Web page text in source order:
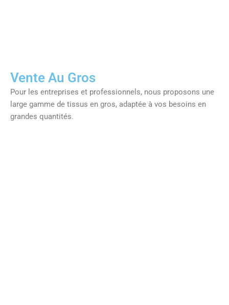
Vente Au Gros
Pour les entreprises et professionnels, nous proposons une
large gamme de tissus en gros, adaptée à vos besoins en
grandes quantités.